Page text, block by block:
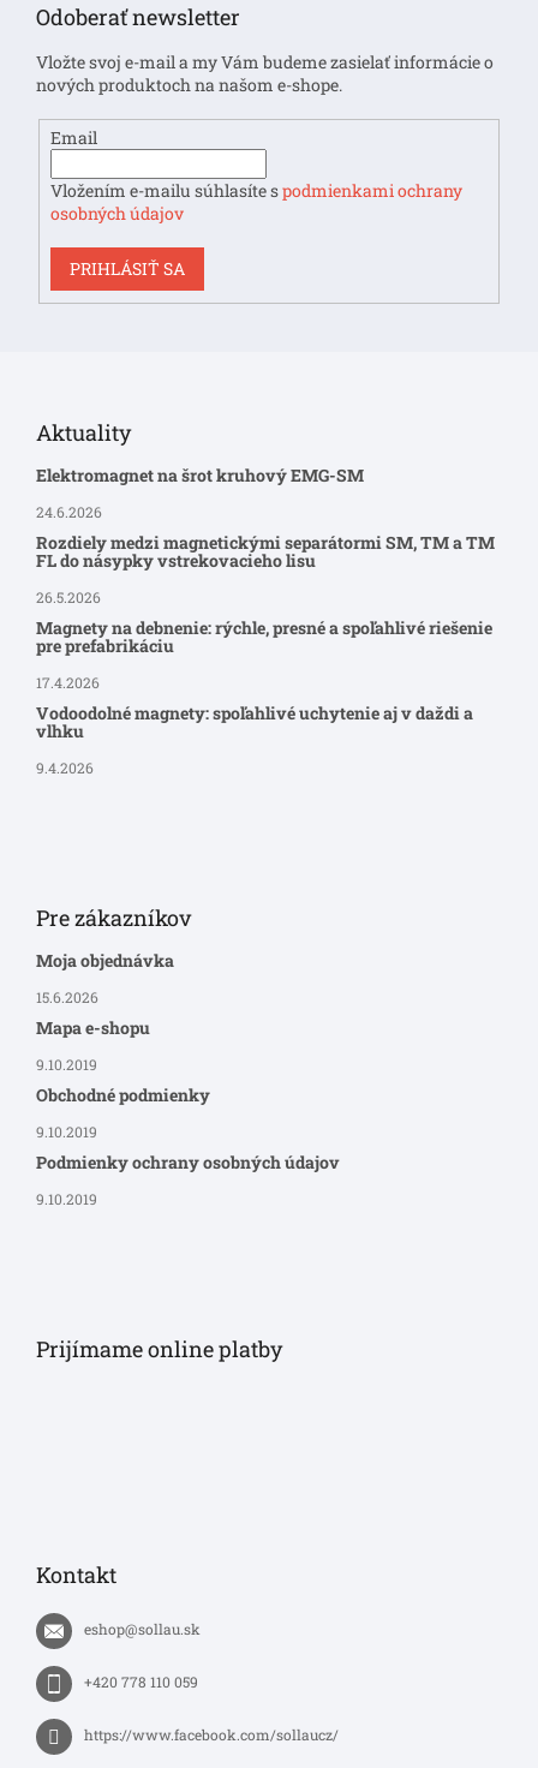
Odoberať newsletter
Vložte svoj e-mail a my Vám budeme zasielať informácie o
nových produktoch na našom e-shope.
Email
Vložením e-mailu súhlasíte spodmienkami ochrany
osobných údajov
PRIHLÁSIŤ SA
Aktuality
Elektromagnet na šrot kruhový EMG-SM
24.6.2026
Rozdiely medzi magnetickými separátormi SM, TM a TM
FL do násypky vstrekovacieho lisu
26.5.2026
Magnety na debnenie: rýchle, presné a spoľahlivé riešenie
pre prefabrikáciu
17.4.2026
Vodoodolné magnety: spoľahlivé uchytenie aj v daždi a
vlhku
9.4.2026
Pre zákazníkov
Moja objednávka
15.6.2026
Mapa e-shopu
9.10.2019
Obchodné podmienky
9.10.2019
Podmienky ochrany osobných údajov
9.10.2019
Prijímame online platby
Kontakt
eshop@sollau.sk
+420 778 110 059
https://www.facebook.com/sollaucz/